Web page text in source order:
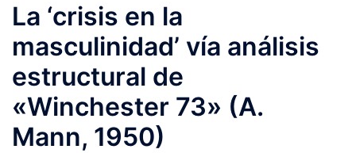
La ‘crisis en la
masculinidad’ vía análisis
estructural de
«Winchester 73» (A.
Mann, 1950)